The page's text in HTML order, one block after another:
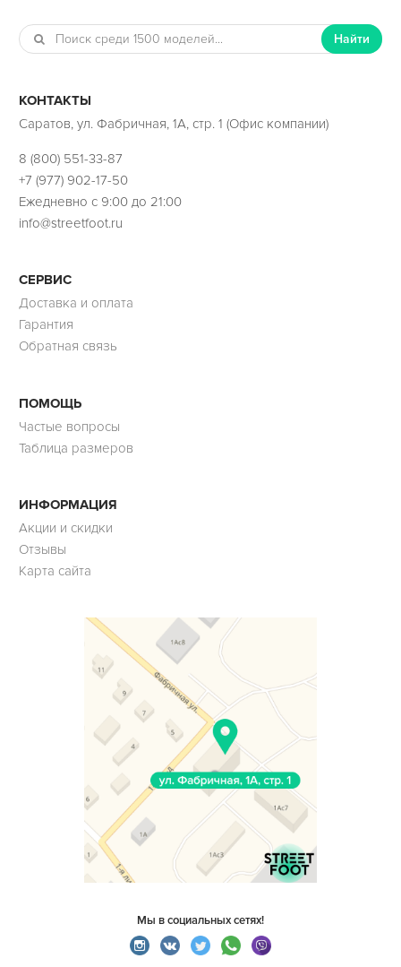
Найти
КОНТАКТЫ
Саратов, ул. Фабричная, 1А, стр. 1 (Офис компании)
8 (800) 551-33-87
+7 (977) 902-17-50
Ежедневно с 9:00 до 21:00
info@streetfoot.ru
СЕРВИС
Доставка и оплата
Гарантия
Обратная связь
ПОМОЩЬ
Частые вопросы
Таблица размеров
ИНФОРМАЦИЯ
Акции и скидки
Отзывы
Карта сайта
Мы в социальных сетях!